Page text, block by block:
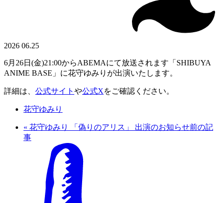
2026 06.25
6月26日(金)21:00からABEMAにて放送されます「SHIBUYA
ANIME BASE」に花守ゆみりが出演いたします。
詳細は、 公式サイト や公式Xをご確認ください。
花守ゆみり
« 花守ゆみり 「偽りのアリス」 出演のお知らせ前の記
事